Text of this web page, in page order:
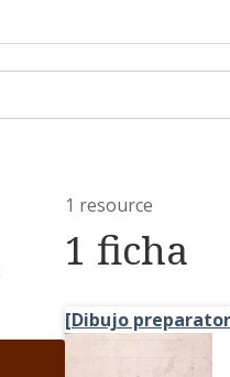
1 resource
1 ficha
[Dibujo